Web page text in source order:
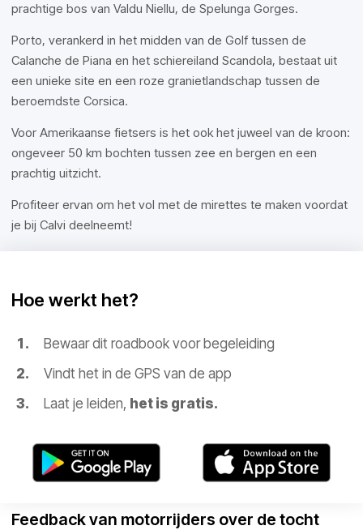
prachtige bos van Valdu Niellu, de Spelunga Gorges.
Porto, verankerd in het midden van de Golf tussen de
Calanche de Piana en het schiereiland Scandola, bestaat uit
een unieke site en een roze granietlandschap tussen de
beroemdste Corsica.
Voor Amerikaanse fietsers is het ook het juweel van de kroon:
ongeveer 50 km bochten tussen zee en bergen en een
prachtig uitzicht.
Profiteer ervan om het vol met de mirettes te maken voordat
je bij Calvi deelneemt!
Hoe werkt het?
Bewaar dit roadbook voor begeleiding
Vindt het in de GPS van de app
Laat je leiden, het is gratis.
Feedback van motorrijders over de tocht